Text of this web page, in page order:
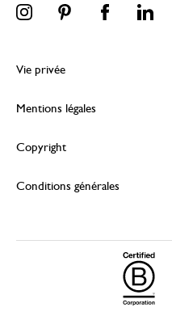
Vie privée
Mentions légales
Copyright
Conditions générales